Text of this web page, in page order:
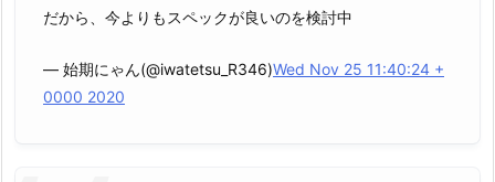
だから、今よりもスペックが良いのを検討中
— 始期にゃん(@iwatetsu_R346)Wed Nov 25 11:40:24 +
0000 2020